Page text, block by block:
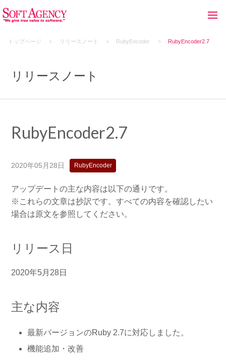
トップページ リリースノート RubyEncoder RubyEncoder2.7
リリースノート
RubyEncoder2.7
2020年05月28日 RubyEncoder
アップデートの主な内容は以下の通りです。
※これらの文章は抄訳です。すべての内容を確認したい
場合は原文を参照してください。
リリース日
2020年5月28日
主な内容
最新バージョンのRuby 2.7に対応しました。
機能追加・改善